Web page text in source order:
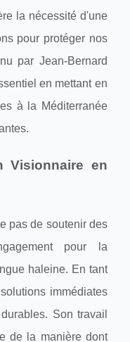
la nécessité d'une
pour protéger nos
par Jean-Bernard
en mettant en
à la Méditerranée
Visionnaire en
pas de soutenir des
pour la
haleine. En tant
immédiates
Son travail
de la manière dont